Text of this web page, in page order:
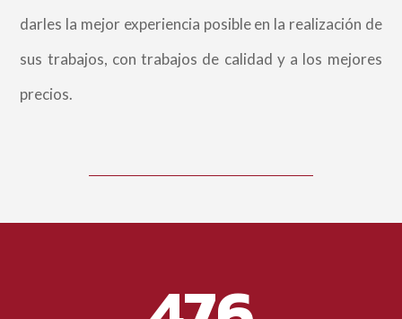
darles la mejor experiencia posible en la realización de
sus trabajos, con trabajos de calidad y a los mejores
precios.